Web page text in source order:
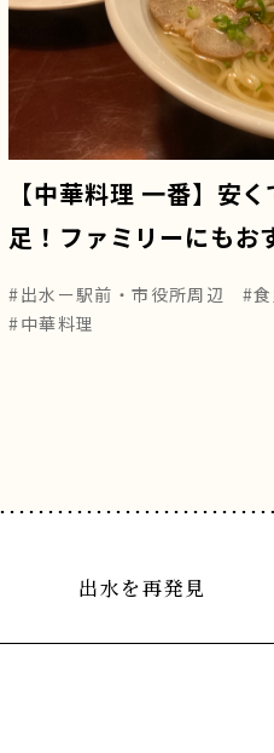
【中華料理 一番】安
足！ファミリーにもお
#出水ー駅前・市役所周辺 #
#中華料理
出水を再発見